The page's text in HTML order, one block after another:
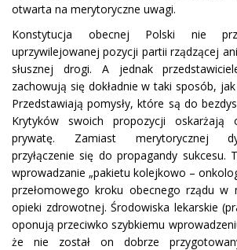
otwarta na merytoryczne uwagi.
Konstytucja obecnej Polski nie
uprzywilejowanej pozycji partii rządzącej
słusznej drogi. A jednak
zachowują się dokładnie w taki sposób, jak
Przedstawiają pomysły, które są do
Krytyków swoich propozycji oskarżają
prywatę. Zamiast merytorycznej
przyłączenie się do propagandy sukcesu.
wprowadzanie „pakietu kolejkowo –
przełomowego kroku obecnego rządu w
opieki zdrowotnej. Środowiska lekarskie
oponują przeciwko szybkiemu
że nie został on dobrze